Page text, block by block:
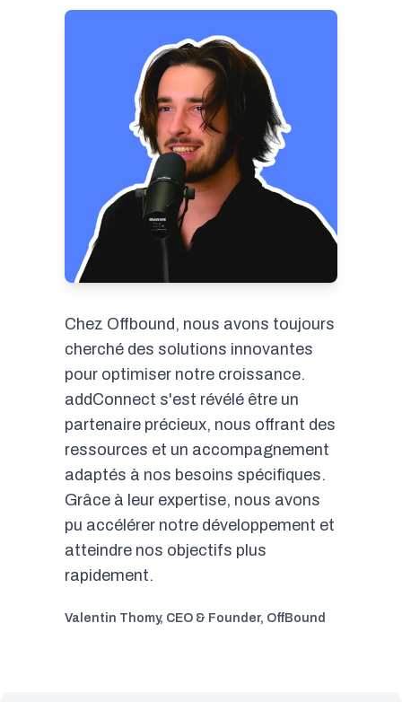
Chez Offbound, nous avons toujours
cherché des solutions innovantes
pour optimiser notre croissance.
addConnect s'est révélé être un
partenaire précieux, nous offrant des
ressources et un accompagnement
adaptés à nos besoins spécifiques.
Grâce à leur expertise, nous avons
pu accélérer notre développement et
atteindre nos objectifs plus
rapidement.
Valentin Thomy, CEO & Founder, OffBound